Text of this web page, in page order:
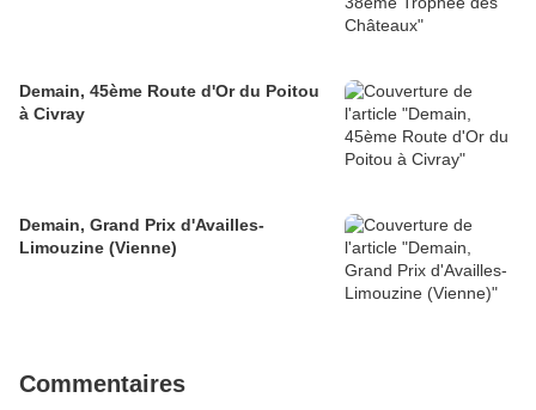
Demain, 45ème Route d'Or du Poitou
à Civray
Demain, Grand Prix d'Availles-
Limouzine (Vienne)
Commentaires